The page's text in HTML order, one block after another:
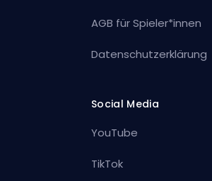
AGB für Spieler*innen
Datenschutzerklärung
Social Media
YouTube
TikTok